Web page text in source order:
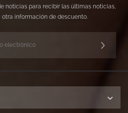
noticias para recibir las últimas noticias,
información de descuento.